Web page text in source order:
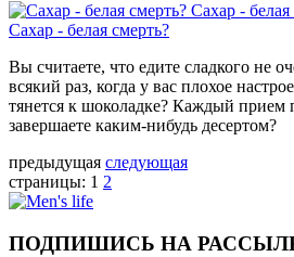
Сахар - белая
Сахар - белая смерть?
Вы считаете, что едите сладкого не
всякий раз, когда у вас плохое
тянется к шоколадке? Каждый прием
завершаете каким-нибудь десертом?
предыдущая следующая
страницы: 1 2
ПОДПИШИСЬ НА